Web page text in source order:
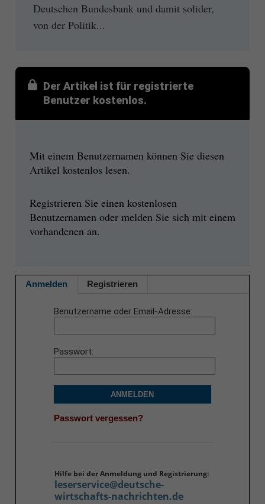
Deutschen Bundesbank und damit solider,
von der Politik...
Der Artikel ist für registrierte
Benutzer kostenlos.
Mit einem Benutzernamen können Sie diesen
Artikel kostenlos lesen.
Registrieren Sie einen kostenlosen
Benutzernamen oder melden Sie sich mit einem
vorhandenen an.
Anmelden Registrieren
Benutzername oder Email-Adresse
Passwort
ANMELDEN
Passwort vergessen?
Hilfe bei der Anmeldung und Registrierung:
leserservice@deutsche-
wirtschafts-nachrichten.de